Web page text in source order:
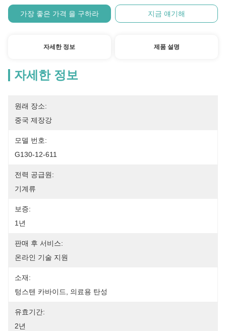
가장 좋은 가격 을 구하라 지금 얘기해
자세한 정보 제품 설명
자세한 정보
원래 장소:
중국 제장강
모델 번호:
G130-12-611
전력 공급원:
기계류
보증:
1년
판매 후 서비스:
온라인 기술 지원
소재:
텅스텐 카바이드, 의료용 탄성
유효기간:
2년